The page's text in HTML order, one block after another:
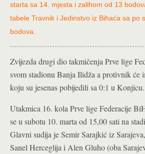
starta sa 14. mjesta i zalihom od 13
tabele Travnik i Jedinstvo iz Bihaća sa po
bodova.
Zvijezda drugi dio takmičenja Prve lige
svom stadionu Banja Ilidža a protivnik će
koju su jesenas pobijedili sa 0:1 u Konjicu.
Utakmica 16. kola Prve lige Federacije
se u subotu 10. marta od 15,00 sati na
Glavni sudija je Semir Sarajkić iz
Sanel Herceglija i Alen Gluho (oba